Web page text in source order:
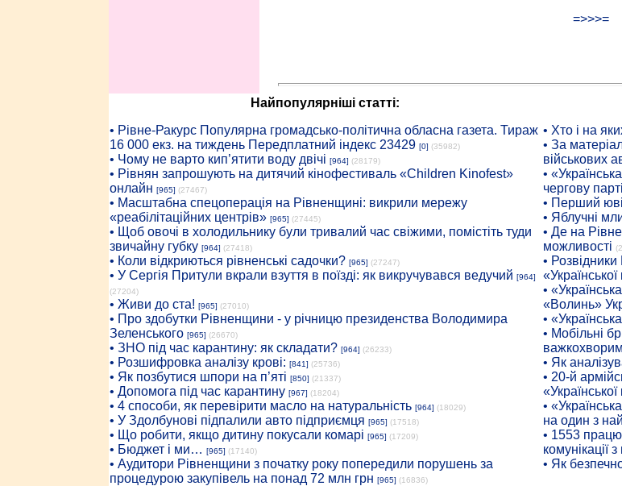
=>>>=
Найпопулярніші статті:
• Рiвне-Ракурс Популярна громадсько-політична обласна газета. Тираж
16 000 екз. на тиждень Передплатний індекс 23429 [0] (35982)
• Чому не варто кип’ятити воду двічі [964] (28179)
• Рівнян запрошують на дитячий кінофестиваль «Children Kinofest»
онлайн [965] (27467)
• Масштабна спецоперація на Рівненщині: викрили мережу
«реабілітаційних центрів» [965] (27445)
• Щоб овочі в холодильнику були тривалий час свіжими, помістіть туди
звичайну губку [964] (27418)
• Коли відкриються рівненські садочки? [965] (27247)
• У Сергія Притули вкрали взуття в поїзді: як викручувався ведучий [964]
(27204)
• Живи до ста! [965] (27010)
• Про здобутки Рівненщини - у річницю президенства Володимира
Зеленського [965] (26670)
• ЗНО під час карантину: як складати? [964] (26233)
• Розшифровка аналізу крові: [841] (25736)
• Як позбутися шпори на п’яті [850] (21337)
• Допомога під час карантину [967] (18204)
• 4 способи, як перевірити масло на натуральність [964] (18029)
• У Здолбунові підпалили авто підприємця [965] (17518)
• Що робити, якщо дитину покусали комарі [965] (17209)
• Бюджет і ми… [965] (17140)
• Аудитори Рівненщини з початку року попередили порушень за
процедурою закупівель на понад 72 млн грн [965] (16836)
• Хто і на
• За
військових
•
чергову
• Перший
• Яблучні
• Де на
можливості
•
•
«Волинь»
•
• Мобільні
• Як
• 20-й
•
на один з
• 1553
комунікації
• Як